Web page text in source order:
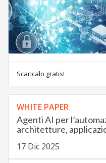
Scaricalo gratis!
WHITE PAPER
Agenti AI per
architetture,
17 Dic 2025